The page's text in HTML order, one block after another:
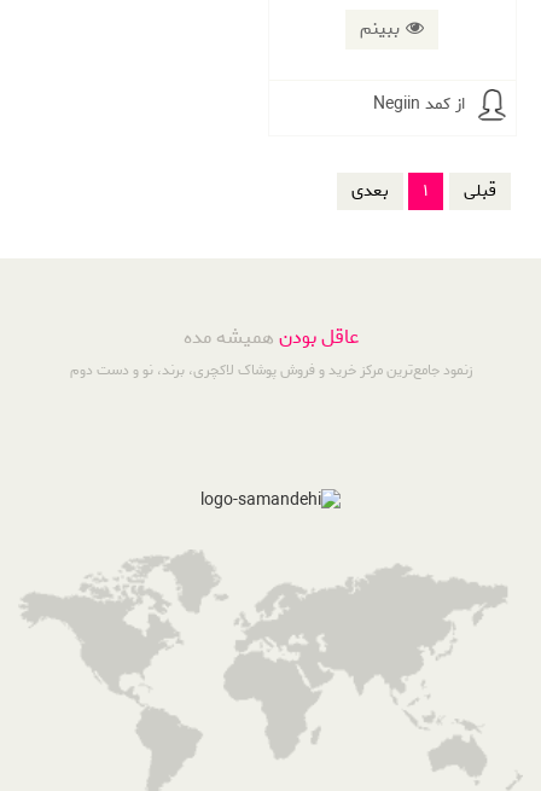
ببینم
از کمد Negiin
قبلی 1 بعدی
عاقل بودنهمیشه مده
زنمود جامع‌ترین مرکز خرید و فروش پوشاک لاکچری، برند، نو و دست دوم